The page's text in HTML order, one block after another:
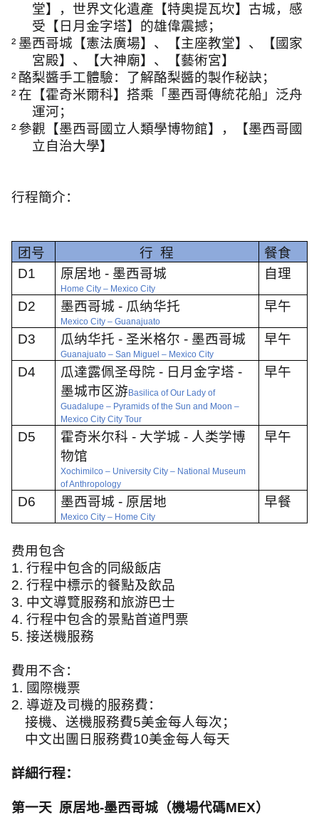
堂】，世界文化遺產【特奧提瓦坎】古城，感
受【日月金字塔】的雄偉震撼；
² 墨西哥城【憲法廣場】、【主座教堂】、【國家
宮殿】、【大神廟】、【藝術宮】
² 酪梨醬手工體驗：了解酪梨醬的製作秘訣；
²在【霍奇米爾科】搭乘「墨西哥傳統花船」泛舟
運河；
² 參觀【墨西哥國立人類學博物館】，【墨西哥國
立自治大學】
行程簡介：
团号 行 程
餐食
D1
原居地 - 墨西哥城
Home City– Mexico City
自理
D2 墨西哥城 - 瓜纳华托
Mexico City– Guanajuato
早午
D3 瓜纳华托 -圣米格尔 - 墨西哥城
Guanajuato– San Miguel– Mexico City
早午
D4 瓜達露佩圣母院 - 日月金字塔 -
墨城市区游 Basilica of Our Lady of
Guadalupe– Pyramids of the Sun and Moon–
Mexico City City Tour
早午
D5 霍奇米尔科 - 大学城 - 人类学博
物馆
Xochimilco– University City– National Museum
of Anthropology
早午
D6 墨西哥城 - 原居地
Mexico City– Home City
早餐
费用包含
1. 行程中包含的同級飯店
2. 行程中標示的餐點及飲品
3. 中文導覽服務和旅游巴士
4. 行程中包含的景點首道門票
5. 接送機服務
費用不含：
1. 國際機票
2. 導遊及司機的服務費：
接機、送機服務費5美金每人每次；
中文出團日服務費10美金每人每天
詳細行程：
第一天 原居地-墨西哥城（機場代碼MEX）